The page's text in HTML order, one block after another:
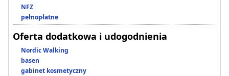
NFZ
pełnopłatne
Oferta dodatkowa i udogodnienia
Nordic Walking
basen
gabinet kosmetyczny